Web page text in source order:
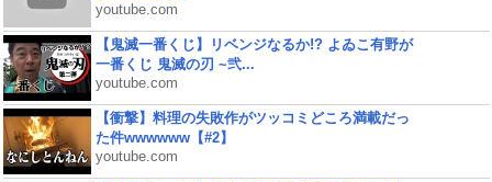
youtube.com
【鬼滅一番くじ】リベンジなるか!? よゐこ有野が
一番くじ 鬼滅の刃 ~弐...
youtube.com
【衝撃】料理の失敗作がツッコミどころ満載だっ
た件wwwwww【#2】
youtube.com